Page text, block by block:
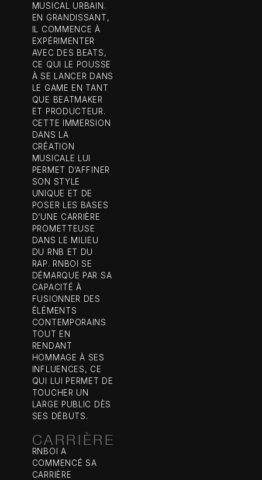
MUSICAL URBAIN.
EN GRANDISSANT,
IL COMMENCE À
EXPÉRIMENTER
AVEC DES BEATS,
CE QUI LE POUSSE
À SE LANCER DANS
LE GAME EN TANT
QUE BEATMAKER
ET PRODUCTEUR.
CETTE IMMERSION
DANS LA
CRÉATION
MUSICALE LUI
PERMET D’AFFINER
SON STYLE
UNIQUE ET DE
POSER LES BASES
D’UNE CARRIÈRE
PROMETTEUSE
DANS LE MILIEU
DU RNB ET DU
RAP. RNBOI SE
DÉMARQUE PAR SA
CAPACITÉ À
FUSIONNER DES
ÉLÉMENTS
CONTEMPORAINS
TOUT EN
RENDANT
HOMMAGE À SES
INFLUENCES, CE
QUI LUI PERMET DE
TOUCHER UN
LARGE PUBLIC DÈS
SES DÉBUTS.
CARRIÈRE
RNBOI A
COMMENCÉ SA
CARRIÈRE